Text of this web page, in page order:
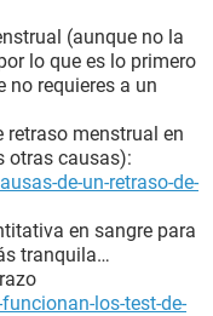
(aunque no la
lo que es lo primero
no requieres a un
menstrual en
otras causas):
de-un-retraso-de-
en sangre para
tranquila…
los-test-de-